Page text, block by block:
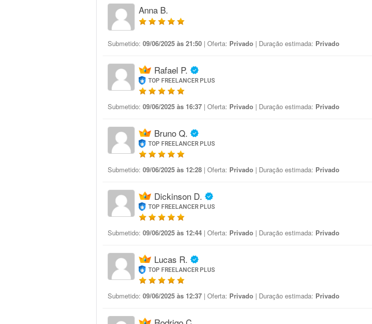
Anna B.
Submetido: 09/06/2025 às 21:50 | Oferta: Privado | Duração estimada: Privado
Rafael P.
TOP FREELANCER PLUS
Submetido: 09/06/2025 às 16:37 | Oferta: Privado | Duração estimada: Privado
Bruno Q.
TOP FREELANCER PLUS
Submetido: 09/06/2025 às 12:28 | Oferta: Privado | Duração estimada: Privado
Dickinson D.
TOP FREELANCER PLUS
Submetido: 09/06/2025 às 12:44 | Oferta: Privado | Duração estimada: Privado
Lucas R.
TOP FREELANCER PLUS
Submetido: 09/06/2025 às 12:37 | Oferta: Privado | Duração estimada: Privado